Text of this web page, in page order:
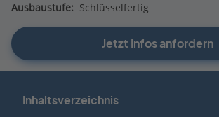
Ausbaustufe: Schlüsselfertig
Jetzt Infos anfordern
Inhaltsverzeichnis